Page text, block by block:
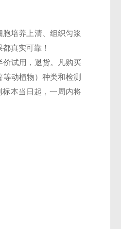
培养上清、组织匀浆
真实可靠！
价试用，退货。凡购买
动植物）种类和检测
本当日起，一周内将